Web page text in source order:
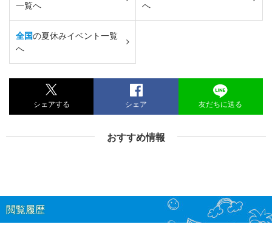
一覧へ へ
全国の夏休みイベント一覧
へ
シェアする シェア 友だちに送る
おすすめ情報
閲覧履歴